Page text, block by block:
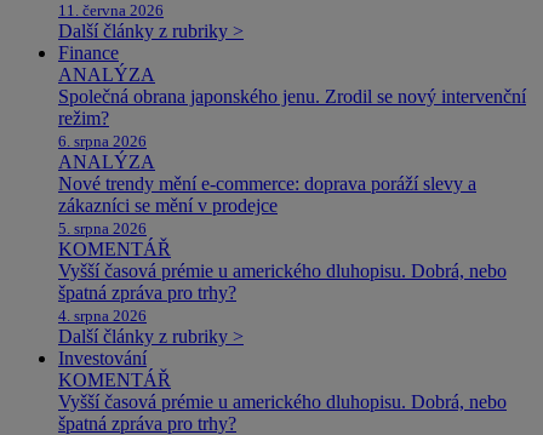
11. června 2026
Další články z rubriky >
Finance
ANALÝZA
Společná obrana japonského jenu. Zrodil se nový intervenční
režim?
6. srpna 2026
ANALÝZA
Nové trendy mění e-commerce: doprava poráží slevy a
zákazníci se mění v prodejce
5. srpna 2026
KOMENTÁŘ
Vyšší časová prémie u amerického dluhopisu. Dobrá, nebo
špatná zpráva pro trhy?
4. srpna 2026
Další články z rubriky >
Investování
KOMENTÁŘ
Vyšší časová prémie u amerického dluhopisu. Dobrá, nebo
špatná zpráva pro trhy?